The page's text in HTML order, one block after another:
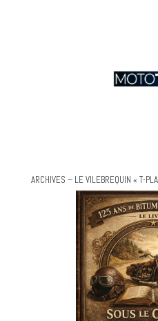
ARCHIVES – LE VILEBREQUIN « T-